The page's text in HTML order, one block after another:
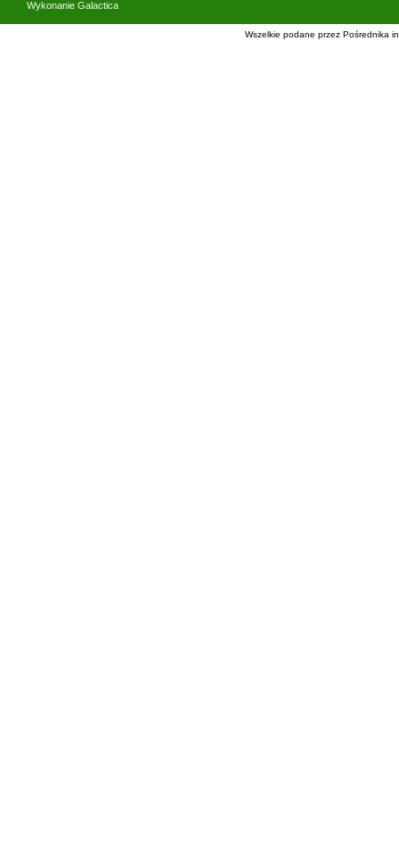
Wykonanie Galactica
Wszelkie podane przez Pośrednika